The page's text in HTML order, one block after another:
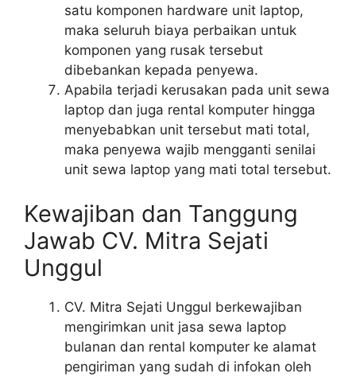
satu komponen hardware unit laptop,
maka seluruh biaya perbaikan untuk
komponen yang rusak tersebut
dibebankan kepada penyewa.
Apabila terjadi kerusakan pada unit sewa
laptop dan juga rental komputer hingga
menyebabkan unit tersebut mati total,
maka penyewa wajib mengganti senilai
unit sewa laptop yang mati total tersebut.
Kewajiban dan Tanggung
Jawab CV. Mitra Sejati
Unggul
CV. Mitra Sejati Unggul berkewajiban
mengirimkan unit jasa sewa laptop
bulanan dan rental komputer ke alamat
pengiriman yang sudah di infokan oleh